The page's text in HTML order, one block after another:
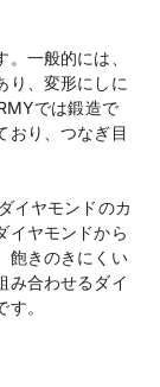
一般的には、
り、変形にしに
では鍛造で
おり、つなぎ目
イヤモンドのカ
イヤモンドから
飽きのきにくい
み合わせるダイ
。